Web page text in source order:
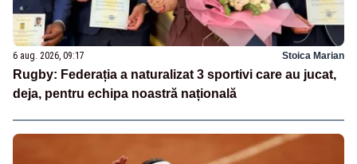
6 aug. 2026, 09:17 Stoica Marian
Rugby: Federația a naturalizat 3 sportivi care au jucat,
deja, pentru echipa noastră națională